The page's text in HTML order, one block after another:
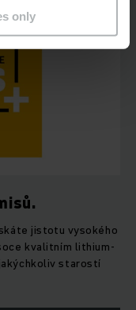
only
jistotu vysokého
kvalitním lithium-
starostí